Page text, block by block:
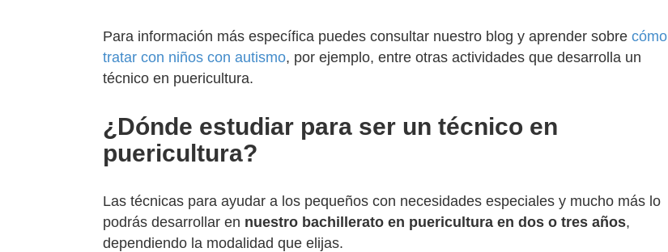
Para información más específica puedes consultar nuestro blog y aprender sobre cómo
tratar con niños con autismo, por ejemplo, entre otras actividades que desarrolla un
técnico en puericultura.
¿Dónde estudiar para ser un técnico en
puericultura?
Las técnicas para ayudar a los pequeños con necesidades especiales y mucho más lo
podrás desarrollar en nuestro bachillerato en puericultura en dos o tres años,
dependiendo la modalidad que elijas.